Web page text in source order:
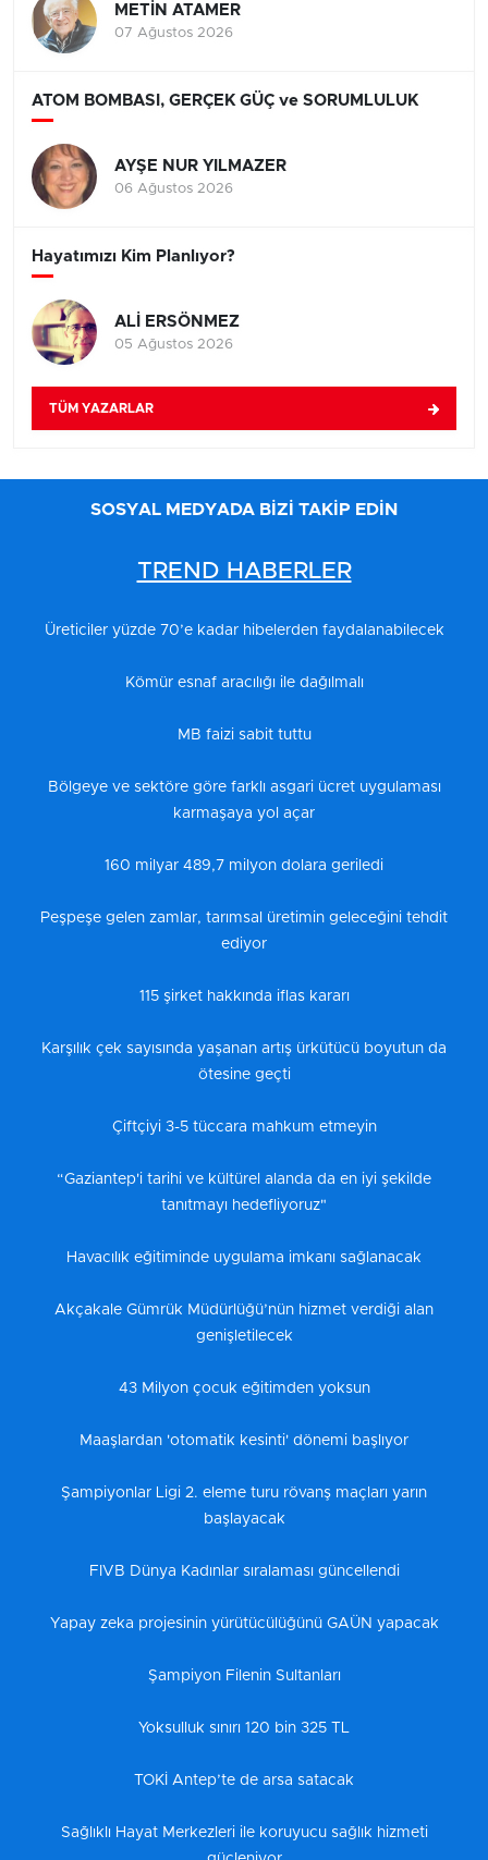
METİN ATAMER
07 Ağustos 2026
ATOM BOMBASI, GERÇEK GÜÇ ve SORUMLULUK
AYŞE NUR YILMAZER
06 Ağustos 2026
Hayatımızı Kim Planlıyor?
ALİ ERSÖNMEZ
05 Ağustos 2026
TÜM YAZARLAR
SOSYAL MEDYADA BİZİ TAKİP EDİN
TREND HABERLER
Üreticiler yüzde 70’e kadar hibelerden faydalanabilecek
Kömür esnaf aracılığı ile dağılmalı
MB faizi sabit tuttu
Bölgeye ve sektöre göre farklı asgari ücret uygulaması
karmaşaya yol açar
160 milyar 489,7 milyon dolara geriledi
Peşpeşe gelen zamlar, tarımsal üretimin geleceğini tehdit
ediyor
115 şirket hakkında iflas kararı
Karşılık çek sayısında yaşanan artış ürkütücü boyutun da
ötesine geçti
Çiftçiyi 3-5 tüccara mahkum etmeyin
“Gaziantep'i tarihi ve kültürel alanda da en iyi şekilde
tanıtmayı hedefliyoruz"
Havacılık eğitiminde uygulama imkanı sağlanacak
Akçakale Gümrük Müdürlüğü’nün hizmet verdiği alan
genişletilecek
43 Milyon çocuk eğitimden yoksun
Maaşlardan 'otomatik kesinti' dönemi başlıyor
Şampiyonlar Ligi 2. eleme turu rövanş maçları yarın
başlayacak
FIVB Dünya Kadınlar sıralaması güncellendi
Yapay zeka projesinin yürütücülüğünü GAÜN yapacak
Şampiyon Filenin Sultanları
Yoksulluk sınırı 120 bin 325 TL
TOKİ Antep’te de arsa satacak
Sağlıklı Hayat Merkezleri ile koruyucu sağlık hizmeti